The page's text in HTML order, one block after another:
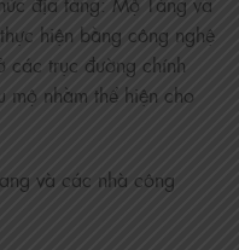
hiện bằng công nghệ
trục đường chính
nhằm thể hiện cho
và các nhà công